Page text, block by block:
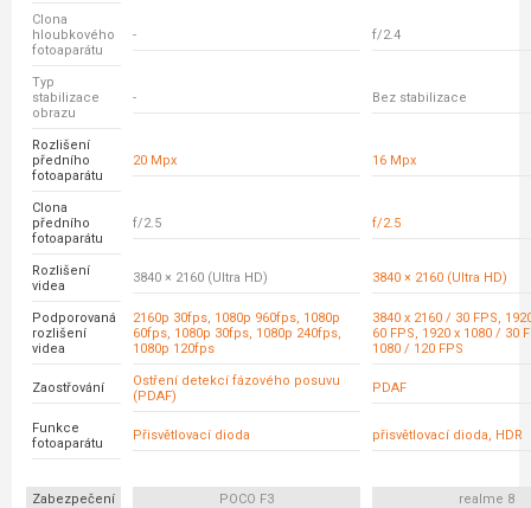
Clona
hloubkového
fotoaparátu
- f/2.4
Typ
stabilizace
obrazu
- Bez stabilizace
Rozlišení
předního
fotoaparátu
20 Mpx 16 Mpx
Clona
předního
fotoaparátu
f/2.5 f/2.5
Rozlišení
videa
3840 × 2160 (Ultra HD) 3840 × 2160 (Ultra HD)
Podporovaná
rozlišení
videa
2160p 30fps, 1080p 960fps, 1080p
60fps, 1080p 30fps, 1080p 240fps,
1080p 120fps
3840 x 2160 / 30 FPS,
60 FPS, 1920 x 1080 / 30
1080 / 120 FPS
Zaostřování
Ostření detekcí fázového posuvu
(PDAF)
PDAF
Funkce
fotoaparátu
Přisvětlovací dioda přisvětlovací dioda, HDR
Zabezpečení POCO F3
realme 8